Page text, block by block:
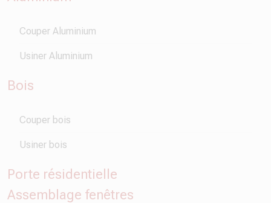
Couper Aluminium
Usiner Aluminium
Bois
Couper bois
Usiner bois
Porte résidentielle
Assemblage fenêtres